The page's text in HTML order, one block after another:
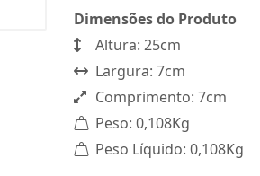
Dimensões do Produto
Altura: 25cm
Largura: 7cm
Comprimento: 7cm
Peso: 0,108Kg
Peso Líquido: 0,108Kg